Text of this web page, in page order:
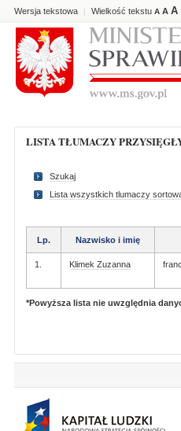
Wersja tekstowa | Wielkość tekstu A A A
LISTA TŁUMACZY
Szukaj
Lista wszystkich tlumaczy
Lp. Nazwisko i imię
1. Klimek Zuzanna
*Powyższa lista nie uwzględnia